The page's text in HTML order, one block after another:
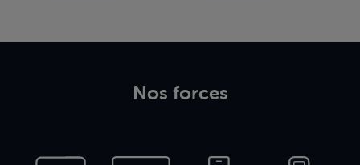
Nos forces